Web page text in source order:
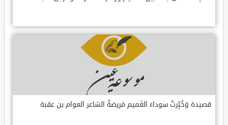
قصيدة وَخُبِّرتُ سوداءَ الغَميم مَريضةٌ الشاعر العوام بن عقبة